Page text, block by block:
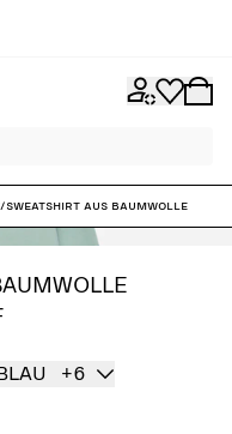
/Sweatshirt aus Baumwolle
+6